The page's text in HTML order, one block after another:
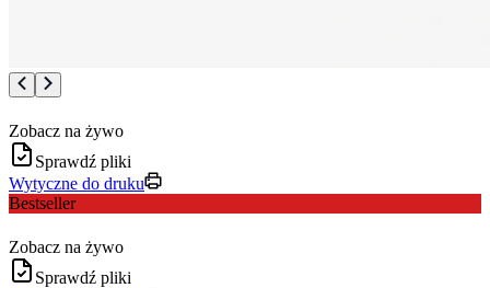
Zobacz na żywo
Sprawdź pliki
Wytyczne do druku
Bestseller
Zobacz na żywo
Sprawdź pliki